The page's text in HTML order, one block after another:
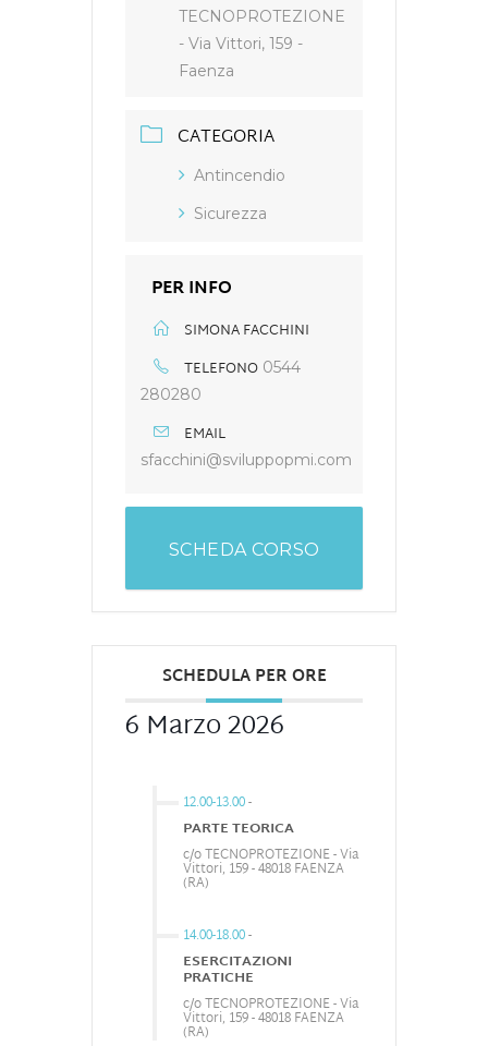
TECNOPROTEZIONE
- Via Vittori, 159 -
Faenza
CATEGORIA
Antincendio
Sicurezza
PER INFO
SIMONA FACCHINI
TELEFONO 0544
280280
EMAIL
sfacchini@sviluppopmi.com
SCHEDA CORSO
SCHEDULA PER ORE
6 Marzo 2026
12.00-13.00-
PARTE TEORICA
c/o TECNOPROTEZIONE - Via
Vittori, 159 - 48018 FAENZA
(RA)
14.00-18.00-
ESERCITAZIONI
PRATICHE
c/o TECNOPROTEZIONE - Via
Vittori, 159 - 48018 FAENZA
(RA)